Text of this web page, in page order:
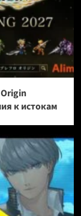
к истокам